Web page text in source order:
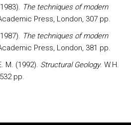
The techniques of modern
Press, London, 307 pp.
The techniques of modern
Press, London, 381 pp.
M. (1992). Structural Geology. W.H.
pp.